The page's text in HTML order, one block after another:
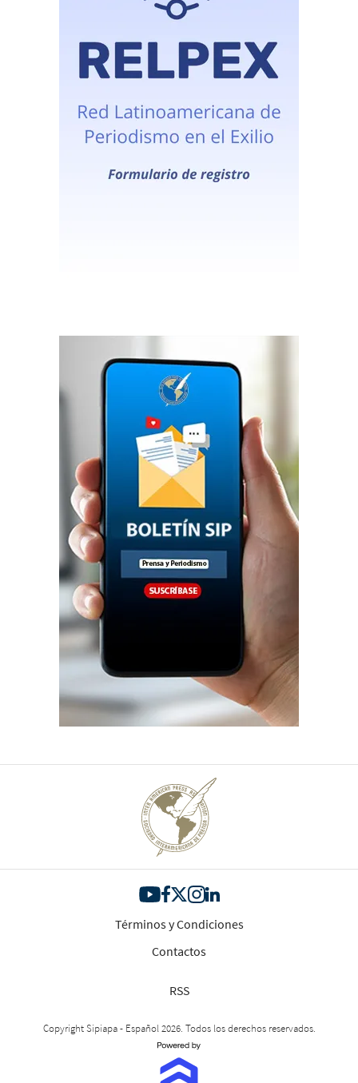
Términos y Condiciones
Contactos
RSS
Copyright Sipiapa - Español 2026. Todos los derechos reservados.